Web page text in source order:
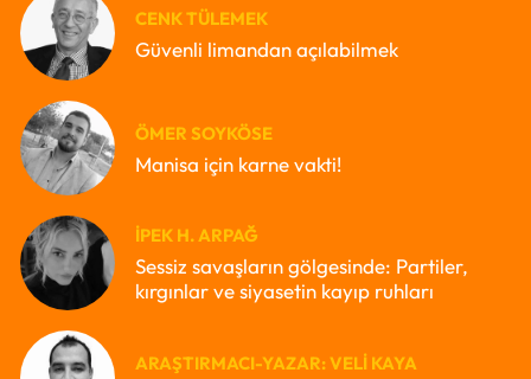
CENK TÜLEMEK
Güvenli limandan açılabilmek
ÖMER SOYKÖSE
Manisa için karne vakti!
İPEK H. ARPAĞ
Sessiz savaşların gölgesinde: Partiler,
kırgınlar ve siyasetin kayıp ruhları
ARAŞTIRMACI-YAZAR: VELI KAYA